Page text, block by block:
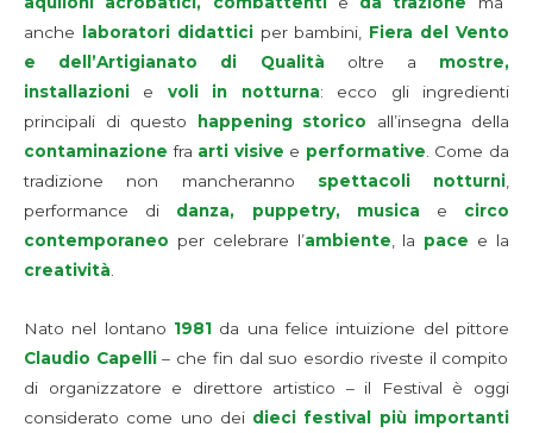
anche
laboratori didatticiper bambini, Fiera del Vento
e dell’Artigianato di Qualità oltre a mostre,
installazioni e voli in notturna: ecco gli ingredienti
principali di questo
happening storico all’insegna della
contaminazione fra arti visive e performative. Come da
tradizione non mancheranno spettacoli notturni,
performance di danza, puppetry, musica e circo
contemporaneo per celebrare l’ambiente, la pace e la
creatività.
Nato nel lontano 1981 da una felice intuizione del pittore
Claudio Capelli– che fin dal suo esordio riveste il compito
di organizzatore e direttore artistico – il Festival è oggi
considerato come uno deidieci festival più importanti